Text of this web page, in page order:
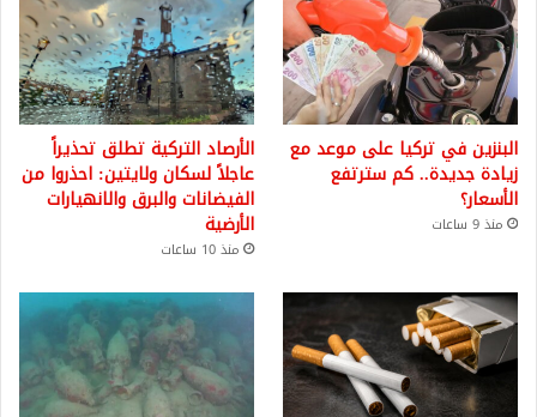
البنزين في تركيا على موعد مع
زيادة جديدة.. كم سترتفع
الأسعار؟
منذ 9 ساعات
الأرصاد التركية تطلق تحذيراً
عاجلاً لسكان ولايتين: احذروا من
الفيضانات والبرق والانهيارات
الأرضية
منذ 10 ساعات